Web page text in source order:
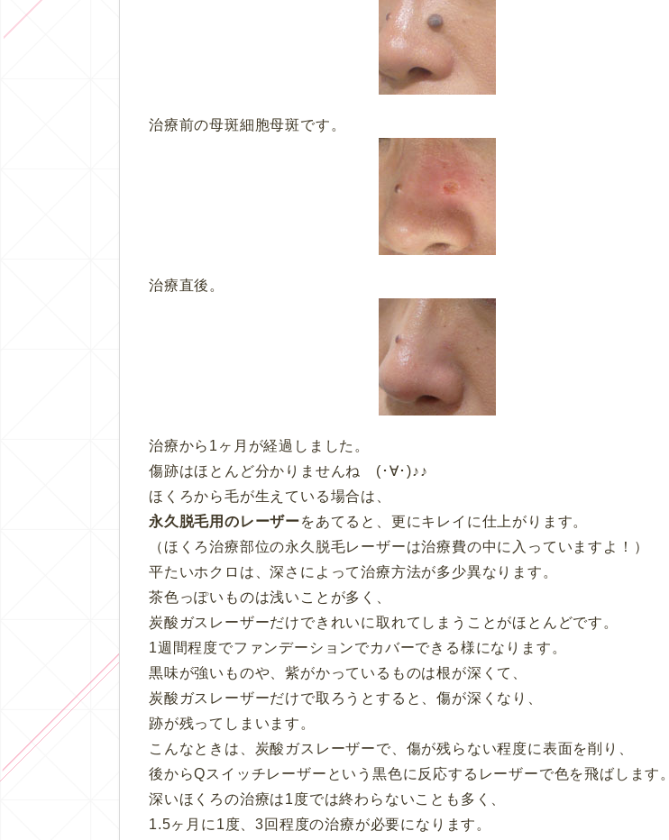
治療前の母斑細胞母斑です。
治療直後。
治療から1ヶ月が経過しました。
傷跡はほとんど分かりませんね (･∀･)♪♪
ほくろから毛が生えている場合は、
永久脱毛用のレーザーをあてると、更にキレイに仕上がります。
（ほくろ治療部位の永久脱毛レーザーは治療費の中に入っていますよ！）
平たいホクロは、深さによって治療方法が多少異なります。
茶色っぽいものは浅いことが多く、
炭酸ガスレーザーだけできれいに取れてしまうことがほとんどです。
1週間程度でファンデーションでカバーできる様になります。
黒味が強いものや、紫がかっているものは根が深くて、
炭酸ガスレーザーだけで取ろうとすると、傷が深くなり、
跡が残ってしまいます。
こんなときは、炭酸ガスレーザーで、傷が残らない程度に表面を削り、
後からQスイッチレーザーという黒色に反応するレーザーで色を飛ばします。
深いほくろの治療は1度では終わらないことも多く、
1.5ヶ月に1度、3回程度の治療が必要になります。